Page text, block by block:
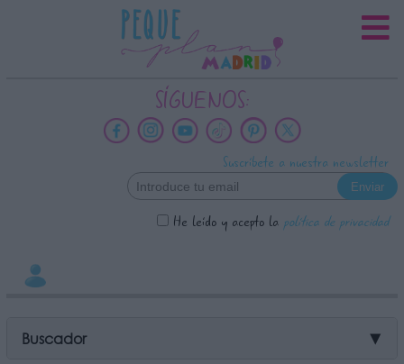
SÍGUENOS:
Suscríbete a nuestra newsletter
He leído y acepto la política de privacidad
Buscador ▼
INFORMACION SOBRE LA
PROTECCIÓN DE TUS DATOS
Datos tratados:
Información adicional